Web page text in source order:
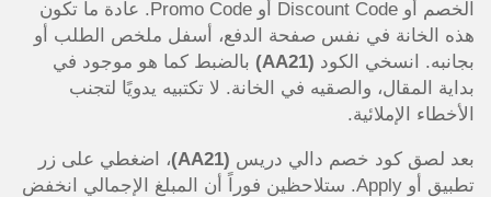
الخصم أو Discount Code أو Promo Code. عادة ما تكون
هذه الخانة في نفس صفحة الدفع، أسفل ملخص الطلب أو
بجانبه. انسخي الكود (AA21)
بالضبط كما هو موجود في
بداية المقال، والصقيه في الخانة. لا تكتبيه يدويًا لتجنب
الأخطاء الإملائية.
بعد لصق كود خصم دالي دريس (AA21)
، اضغطي على زر
تطبيق أو Apply. ستلاحظين فوراً أن المبلغ الإجمالي انخفض